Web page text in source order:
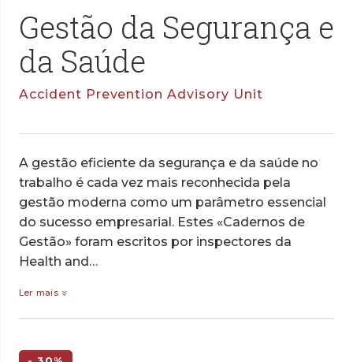
Gestão da Segurança e
da Saúde
Accident Prevention Advisory Unit
A gestão eficiente da segurança e da saúde no
trabalho é cada vez mais reconhecida pela
gestão moderna como um parâmetro essencial
do sucesso empresarial. Estes «Cadernos de
Gestão» foram escritos por inspectores da
Health and…
Ler mais